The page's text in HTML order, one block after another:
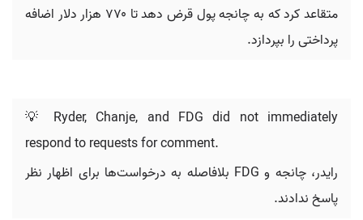
متقاعد کرد که به چانجه پول قرض دهد تا ۷۷۰ هزار دلار اضافه
پرداختی را بپردازد.
💡 Ryder, Chanje, and FDG did not immediately
respond to requests for comment.
رایدر، چانجه و FDG بلافاصله به درخواست‌ها برای اظهار نظر
پاسخ ندادند.